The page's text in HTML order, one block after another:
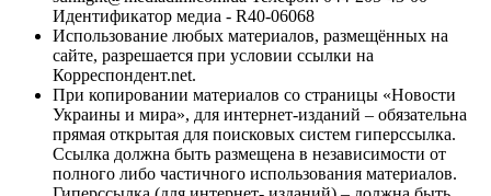
Идентификатор медиа - R40-06068
Использование любых материалов, размещённых на
сайте, разрешается при условии ссылки на
Корреспондент.net.
При копировании материалов со страницы «Новости
Украины и мира», для интернет-изданий – обязательна
прямая открытая для поисковых систем гиперссылка.
Ссылка должна быть размещена в независимости от
полного либо частичного использования материалов.